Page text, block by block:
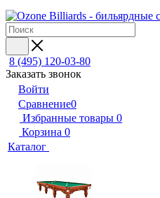
8 (495) 120-03-80
Заказать звонок
Войти
Сравнение0
Избранные товары 0
Корзина 0
Каталог